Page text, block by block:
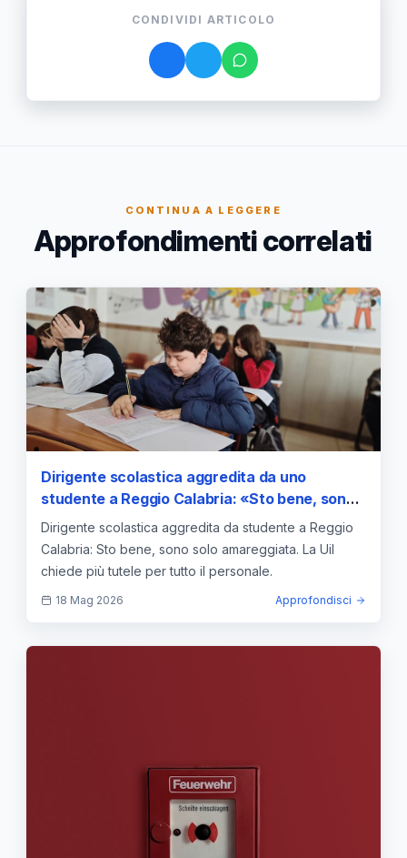
CONDIVIDI ARTICOLO
CONTINUA A LEGGERE
Approfondimenti correlati
Dirigente scolastica aggredita da uno
studente a Reggio Calabria: «Sto bene, sono
solo amareggiata»; UIL chiede più tutele
Dirigente scolastica aggredita da studente a Reggio
Calabria: Sto bene, sono solo amareggiata. La Uil
chiede più tutele per tutto il personale.
18 Mag 2026 Approfondisci